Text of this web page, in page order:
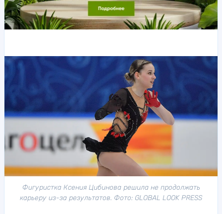
Фигуристка Ксения Цибинова решила не продолжать
карьеру из-за результатов. Фото: GLOBAL LOOK PRESS